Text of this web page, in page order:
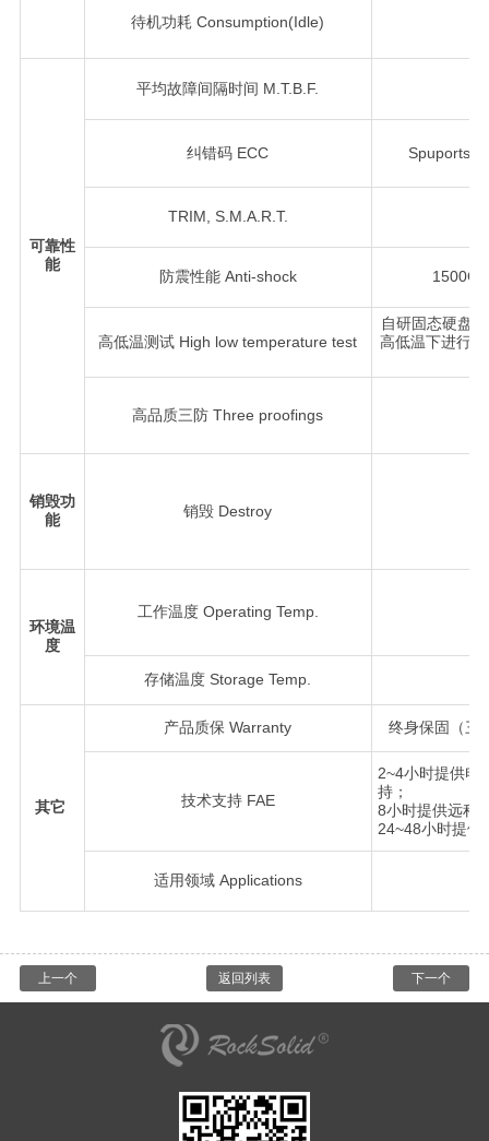
待机功耗 Consumption(Idle)
可靠性
能
平均故障间隔时间 M.T.B.F.
纠错码 ECC Spuports
TRIM, S.M.A.R.T.
防震性能 Anti-shock
高低温测试 High low temperature test
自研固态硬盘
高低温下进行
高品质三防 Three proofings
销毁功
能
销毁 Destroy
环境温
度
工作温度 Operating Temp.
存储温度 Storage Temp.
其它
产品质保 Warranty 终身保固（三
技术支持 FAE
2~4小时提供电
持；
8小时提供远程
24~48小时提供
适用领域 Applications
上一个 下一个
返回列表